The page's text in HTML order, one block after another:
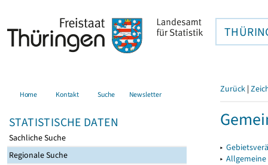
Home Kontakt Suche Newsletter
STATISTISCHE DATEN
Sachliche Suche
Regionale Suche
Zurück |
▸
▸